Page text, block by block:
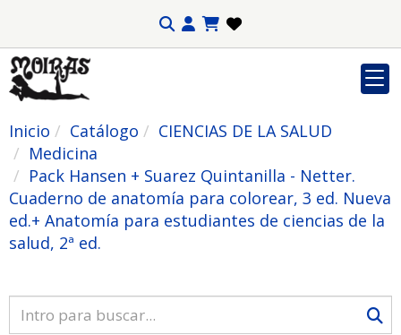
Inicio Catálogo
CIENCIAS DE LA SALUD
Medicina
Pack Hansen + Suarez Quintanilla - Netter.
Cuaderno de anatomía para colorear, 3 ed. Nueva
ed.+ Anatomía para estudiantes de ciencias de la
salud, 2ª ed.